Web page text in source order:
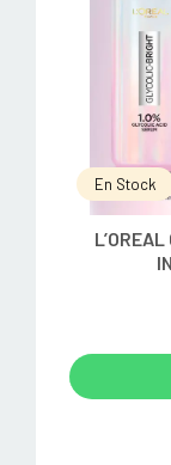
En Stock